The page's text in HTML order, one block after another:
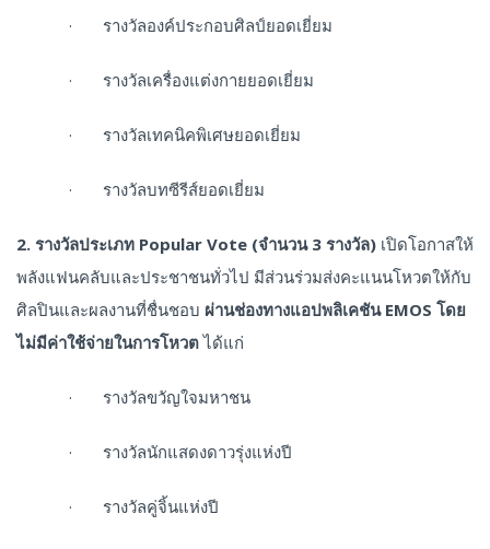
· รางวัลองค์ประกอบศิลป์ยอดเยี่ยม
· รางวัลเครื่องแต่งกายยอดเยี่ยม
· รางวัลเทคนิคพิเศษยอดเยี่ยม
· รางวัลบทซีรีส์ยอดเยี่ยม
2. รางวัลประเภท Popular Vote (จำนวน 3 รางวัล) เปิดโอกาสให้
พลังแฟนคลับและประชาชนทั่วไป มีส่วนร่วมส่งคะแนนโหวตให้กับ
ศิลปินและผลงานที่ชื่นชอบ ผ่านช่องทางแอปพลิเคชัน EMOS โดย
ไม่มีค่าใช้จ่ายในการโหวตได้แก่
· รางวัลขวัญใจมหาชน
· รางวัลนักแสดงดาวรุ่งแห่งปี
· รางวัลคู่จิ้นแห่งปี